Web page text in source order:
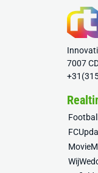
7007